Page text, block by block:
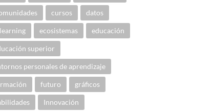
cursos datos
ecosistemas educación
superior
personales de aprendizaje
futuro gráficos
Innovación